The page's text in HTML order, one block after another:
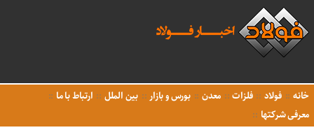
خانه فولاد فلزات معدن بورس و بازار بین الملل
ارتباط با ما
معرفی شرکتها